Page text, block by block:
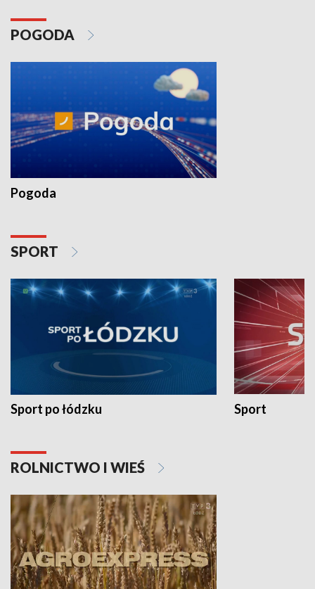
POGODA
Pogoda
SPORT
Sport po łódzku Sport
ROLNICTWO I WIEŚ